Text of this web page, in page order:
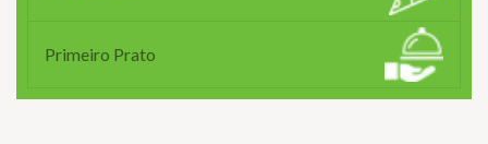
Primeiro Prato